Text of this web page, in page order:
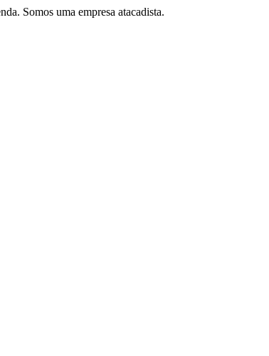
Somos uma empresa atacadista.